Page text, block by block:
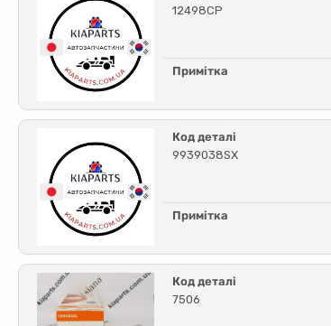
12498CP
Примітка
Код деталі
9939038SX
Примітка
Код деталі
7506